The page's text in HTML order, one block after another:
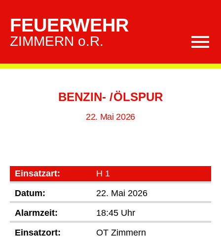
FEUERWEHR
ZIMMERN o.R.
Kategorien
BENZIN- /ÖLSPUR
22. Mai 2026
Einsatzart:
H 1
Datum:
22. Mai 2026
Alarmzeit:
18:45 Uhr
Einsatzort:
OT Zimmern